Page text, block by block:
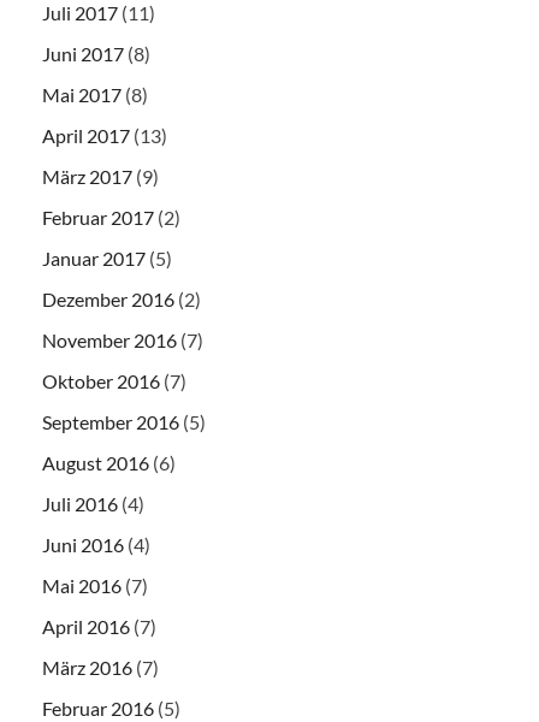
Juli 2017 (11)
Juni 2017 (8)
Mai 2017 (8)
April 2017 (13)
März 2017 (9)
Februar 2017 (2)
Januar 2017 (5)
Dezember 2016 (2)
November 2016 (7)
Oktober 2016 (7)
September 2016 (5)
August 2016 (6)
Juli 2016 (4)
Juni 2016 (4)
Mai 2016 (7)
April 2016 (7)
März 2016 (7)
Februar 2016 (5)